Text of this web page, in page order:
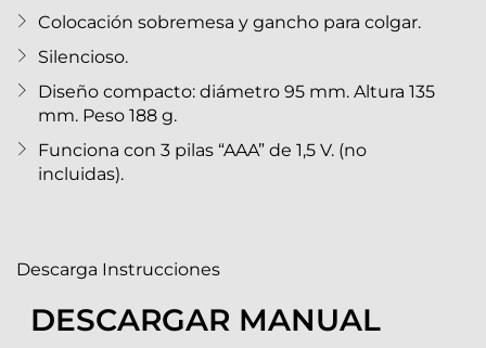
Colocación sobremesa y gancho para colgar.
Silencioso.
Diseño compacto: diámetro 95 mm. Altura 135
mm. Peso 188 g.
Funciona con 3 pilas “AAA” de 1,5 V. (no
incluidas).
Descarga Instrucciones
DESCARGAR MANUAL